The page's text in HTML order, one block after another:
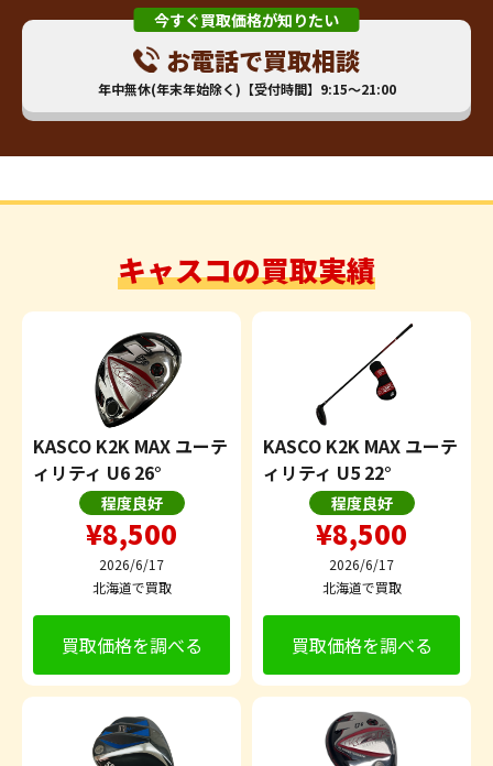
今すぐ買取価格が知りたい
お電話で買取相談
年中無休(年末年始除く)【受付時間】9:15～21:00
キャスコの買取実績
KASCO K2K MAX ユーテ
ィリティ U6 26°
程度良好
¥8,500
2026/6/17
北海道で買取
買取価格を調べる
KASCO K2K MAX ユーテ
ィリティ U5 22°
程度良好
¥8,500
2026/6/17
北海道で買取
買取価格を調べる